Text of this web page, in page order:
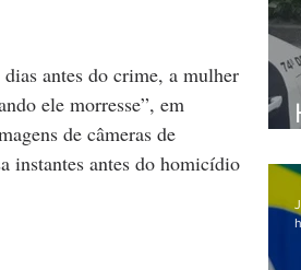
antes do crime, a mulher
ele morresse”, em
de câmeras de
instantes antes do homicídio